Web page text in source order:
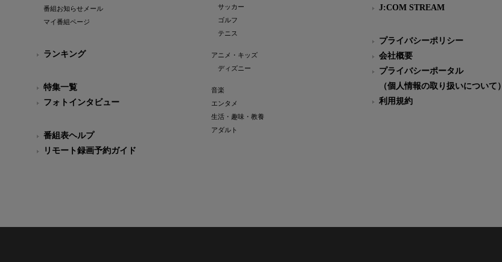
番組お知らせメール
マイ番組ページ
ランキング
特集一覧
フォトインタビュー
番組表ヘルプ
リモート録画予約ガイド
サッカー
ゴルフ
テニス
アニメ・キッズ
ディズニー
音楽
エンタメ
生活・趣味・教養
アダルト
J:COM STREAM
プライバシーポリシー
会社概要
プライバシーポータル
（個人情報の取り扱いについて）
利用規約